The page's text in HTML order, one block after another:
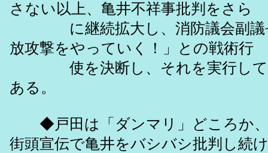
さない以上、亀井不祥事批判をさら
に継続拡大し、消防議会副議
放攻撃をやっていく！」との戦術行
使を決断し、それを実行して
ある。
◆戸田は「ダンマリ」どころか、
街頭宣伝で亀井をバシバシ批判し続け